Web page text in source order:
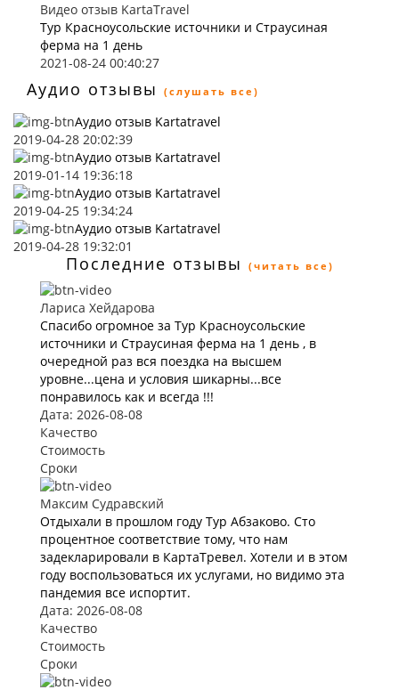
Видео отзыв KartaTravel
Тур Красноусольские источники и Страусиная
ферма на 1 день
2021-08-24 00:40:27
Аудио отзывы (слушать все)
Аудио отзыв Kartatravel
2019-04-28 20:02:39
Аудио отзыв Kartatravel
2019-01-14 19:36:18
Аудио отзыв Kartatravel
2019-04-25 19:34:24
Аудио отзыв Kartatravel
2019-04-28 19:32:01
Последние отзывы (читать все)
Лариса Хейдарова
Спасибо огромное за Тур Красноусольские
источники и Страусиная ферма на 1 день , в
очередной раз вся поездка на высшем
уровне...цена и условия шикарны...все
понравилось как и всегда !!!
Дата: 2026-08-08
Качество
Стоимость
Сроки
Максим Судравский
Отдыхали в прошлом году Тур Абзаково. Сто
процентное соответствие тому, что нам
задекларировали в КартаТревел. Хотели и в этом
году воспользоваться их услугами, но видимо эта
пандемия все испортит.
Дата: 2026-08-08
Качество
Стоимость
Сроки